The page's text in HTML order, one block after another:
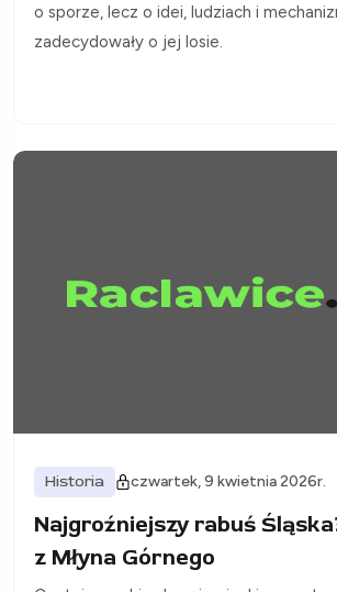
o sporze, lecz o idei, ludziach i
zadecydowały o jej losie.
Historia czwartek, 9 kwietnia 2026r.
Najgroźniejszy rabuś
z Młyna Górnego